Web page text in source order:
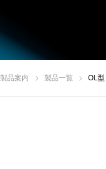
製品案内 製品一覧 OL型